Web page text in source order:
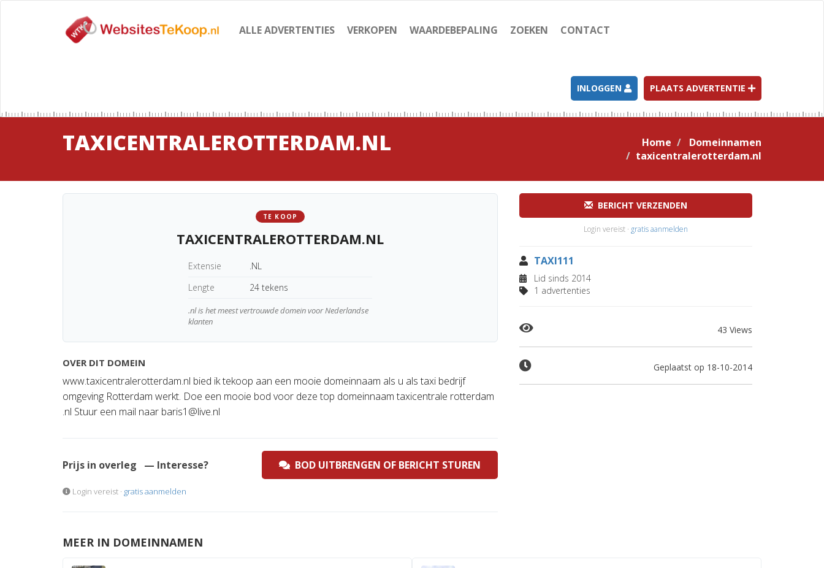
ALLE ADVERTENTIES VERKOPEN WAARDEBEPALING ZOEKEN CONTACT
INLOGGEN PLAATS ADVERTENTIE
TAXICENTRALEROTTERDAM.NL Home
Domeinnamen
taxicentralerotterdam.nl
TE KOOP
TAXICENTRALEROTTERDAM.NL
Extensie
.NL
Lengte
24 tekens
.nl is het meest vertrouwde domein voor Nederlandse
klanten
OVER DIT DOMEIN
www.taxicentralerotterdam.nl bied ik tekoop aan een mooie domeinnaam als u als taxi bedrijf
omgeving Rotterdam werkt. Doe een mooie bod voor deze top domeinnaam taxicentrale rotterdam
.nl Stuur een mail naar baris1@live.nl
Prijs in overleg — Interesse? BOD UITBRENGEN OF BERICHT STUREN
Login vereist · gratis aanmelden
BERICHT VERZENDEN
Login vereist · gratis aanmelden
TAXI111
Lid sinds 2014
1 advertenties
43 Views
Geplaatst op 18-10-2014
MEER IN DOMEINNAMEN